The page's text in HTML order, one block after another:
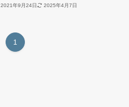
2021年9月24日 2025年4月7日
1